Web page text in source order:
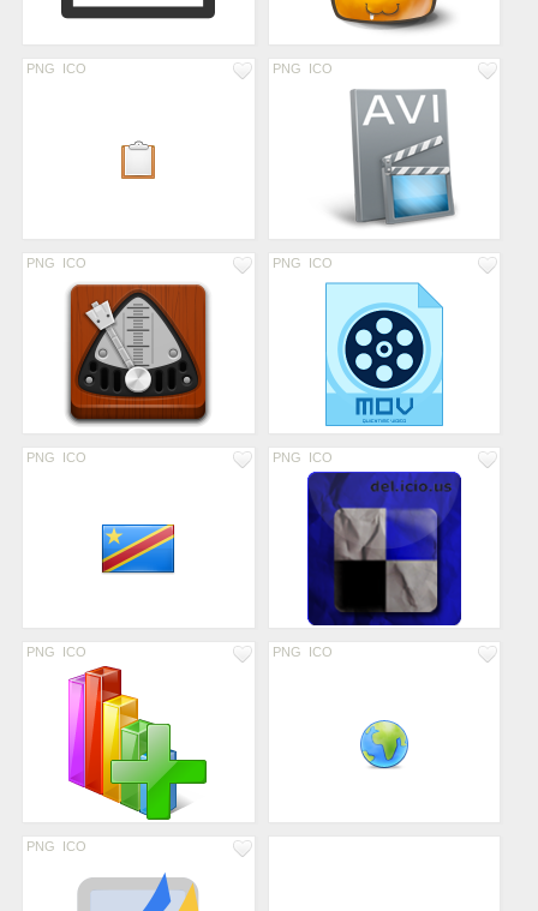
PNG ICO PNG ICO
PNG ICO PNG ICO
PNG ICO PNG ICO
PNG ICO PNG ICO
PNG ICO